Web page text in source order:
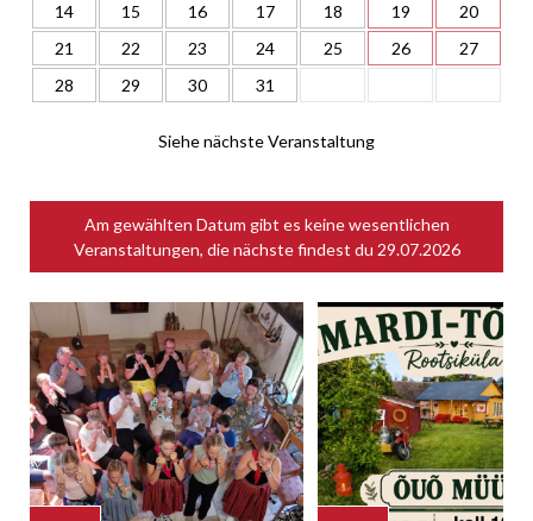
14
15 16 17 18 19
20
21
22 23 24 25 26
27
28
29 30 31
Siehe nächste Veranstaltung
Am gewählten Datum gibt es keine wesentlichen
Veranstaltungen, die nächste findest du 29.07.2026